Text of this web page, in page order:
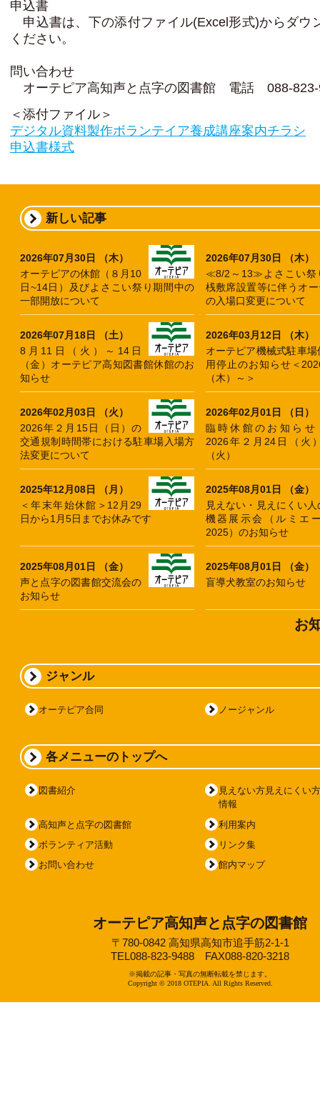
申込書
申込書は、下の添付ファイル(Excel形式)からダウ
ください。
問い合わせ
オーテピア高知声と点字の図書館 電話 088-823-
＜添付ファイル＞
デジタル資料製作ボランテイア養成講座案内チラシ
申込書様式
新しい記事
2026年07月30日 （木）
オーテピアの休館（８月10
日~14日）及びよさこい祭り期間中の
一部開放について
2026年07月30日 （木）
≪8/2～13≫よさこい祭
桟敷席設置等に伴うオ
の入場口変更について
2026年07月18日 （土）
8月11日（火）～14日
（金）オーテピア高知図書館休館のお
知らせ
2026年03月12日 （木）
オーテピア機械式駐車場
用停止のお知らせ＜
（木）～＞
2026年02月03日 （火）
2026年２月15日（日）の
交通規制時間帯における駐車場入場方
法変更について
2026年02月01日 （日）
臨時休館のお知ら
2026年２月24日（火
（火）
2025年12月08日 （月）
＜年末年始休館＞12月29
日から1月5日までお休みです
2025年08月01日 （金）
見えない・見えにくい人
機器展示会（ルミエ
2025）のお知らせ
2025年08月01日 （金）
声と点字の図書館交流会の
お知らせ
2025年08月01日 （金）
盲導犬教室のお知らせ
お
ジャンル
オーテピア合同 ノージャンル
各メニューのトップへ
図書紹介
見えない方見えにくい
情報
高知声と点字の図書館
利用案内
ボランティア活動
リンク集
お問い合わせ
館内マップ
オーテピア高知声と点字の図書館
〒780-0842 高知県高知市追手筋2-1-1
TEL088-823-9488 FAX088-820-3218
※掲載の記事・写真の無断転載を禁じます。
Copyright © 2018 OTEPIA. All Rights Reserved.